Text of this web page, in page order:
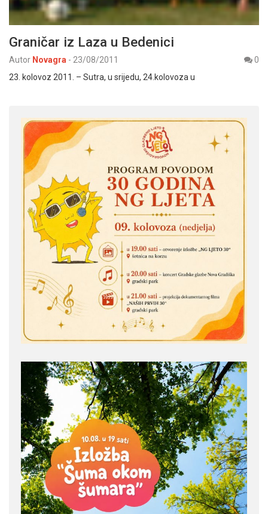
Graničar iz Laza u Bedenici
Autor Novagra - 23/08/2011
0
23. kolovoz 2011. – Sutra, u srijedu, 24.kolovoza u